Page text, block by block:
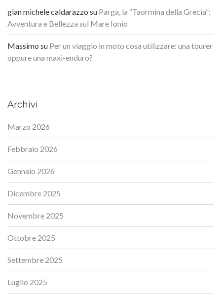
gian michele caldarazzo su Parga, la “Taormina della Grecia”:
Avventura e Bellezza sul Mare Ionio
Massimo su Per un viaggio in moto cosa utilizzare: una tourer
oppure una maxi-enduro?
Archivi
Marzo 2026
Febbraio 2026
Gennaio 2026
Dicembre 2025
Novembre 2025
Ottobre 2025
Settembre 2025
Luglio 2025